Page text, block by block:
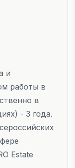
и
работы в
в
- 3 года.
Estate